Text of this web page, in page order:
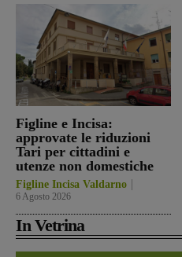
Figline e Incisa:
approvate le riduzioni
Tari per cittadini e
utenze non domestiche
Figline Incisa Valdarno
6 Agosto 2026
In Vetrina